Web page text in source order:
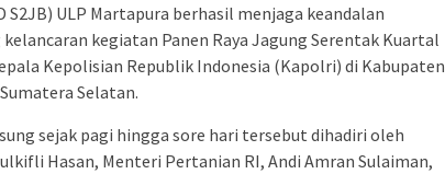
ULP Martapura berhasil menjaga keandalan
kegiatan Panen Raya Jagung Serentak Kuartal
Kepolisian Republik Indonesia (Kapolri) di Kabupaten
Selatan.
sejak pagi hingga sore hari tersebut dihadiri oleh
Hasan, Menteri Pertanian RI, Andi Amran Sulaiman,